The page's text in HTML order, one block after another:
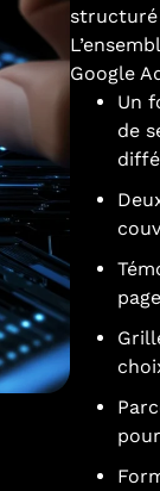
structuré
Google
Un
de